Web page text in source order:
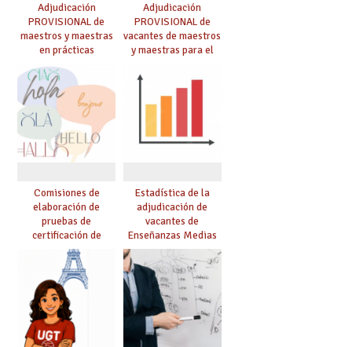
Adjudicación
PROVISIONAL de
maestros y maestras
en prácticas
Adjudicación
PROVISIONAL de
vacantes de maestros
y maestras para el
Comisiones de
elaboración de
pruebas de
certificación de
competencia
lingüística: publicada
resolución definitiva
Estadística de la
adjudicación de
vacantes de
Enseñanzas Medias
para el curso 26/27